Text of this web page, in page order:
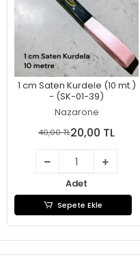
1 cm Saten Kurdele (10 mt.)
- (SK-01-39)
Nazarone
40,00 TL20,00 TL
Adet
Sepete Ekle